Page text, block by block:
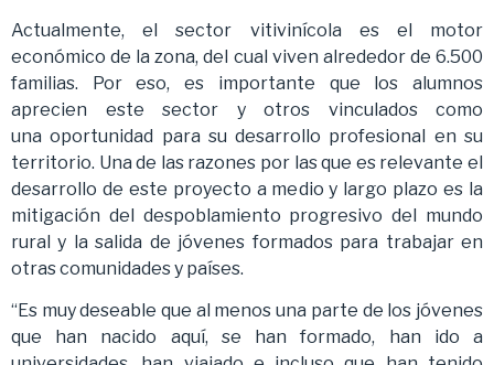
Actualmente, el sector vitivinícola es el motor
económico de la zona, del cual viven alrededor de 6.500
familias. Por eso, es importante que los alumnos
aprecien este sector y otros vinculados como
una oportunidad para su desarrollo profesional en su
territorio. Una de las razones por las que es relevante el
desarrollo de este proyecto a medio y largo plazo es la
mitigación del despoblamiento progresivo del mundo
rural y la salida de jóvenes formados para trabajar en
otras comunidades y países.
“Es muy deseable que al menos una parte de los jóvenes
que han nacido aquí, se han formado, han ido a